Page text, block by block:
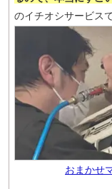
のイチオシサービス
おまかせ